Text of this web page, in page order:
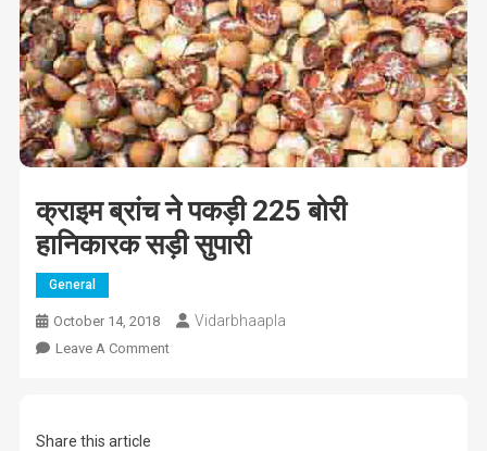
क्राइम ब्रांच ने पकड़ी 225 बोरी
हानिकारक सड़ी सुपारी
General
October 14, 2018 Vidarbhaapla
Leave A CommentOn
Share this article